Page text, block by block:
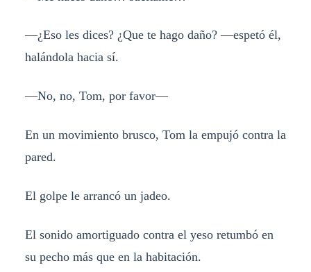
—¿Eso les dices? ¿Que te hago daño? —espetó él,
halándola hacia sí.
—No, no, Tom, por favor—
En un movimiento brusco, Tom la empujó contra la
pared.
El golpe le arrancó un jadeo.
El sonido amortiguado contra el yeso retumbó en
su pecho más que en la habitación.